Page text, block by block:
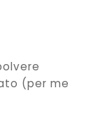
(per me